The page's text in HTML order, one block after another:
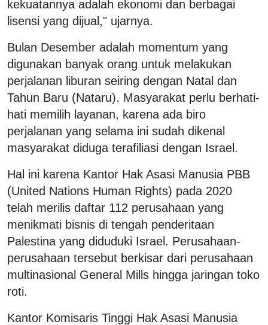
kekuatannya adalah ekonomi dan berbagai
lisensi yang dijual," ujarnya.
Bulan Desember adalah momentum yang
digunakan banyak orang untuk melakukan
perjalanan liburan seiring dengan Natal dan
Tahun Baru (Nataru). Masyarakat perlu berhati-
hati memilih layanan, karena ada biro
perjalanan yang selama ini sudah dikenal
masyarakat diduga terafiliasi dengan Israel.
Hal ini karena Kantor Hak Asasi Manusia PBB
(United Nations Human Rights) pada 2020
telah merilis daftar 112 perusahaan yang
menikmati bisnis di tengah penderitaan
Palestina yang diduduki Israel. Perusahaan-
perusahaan tersebut berkisar dari perusahaan
multinasional General Mills hingga jaringan toko
roti.
Kantor Komisaris Tinggi Hak Asasi Manusia